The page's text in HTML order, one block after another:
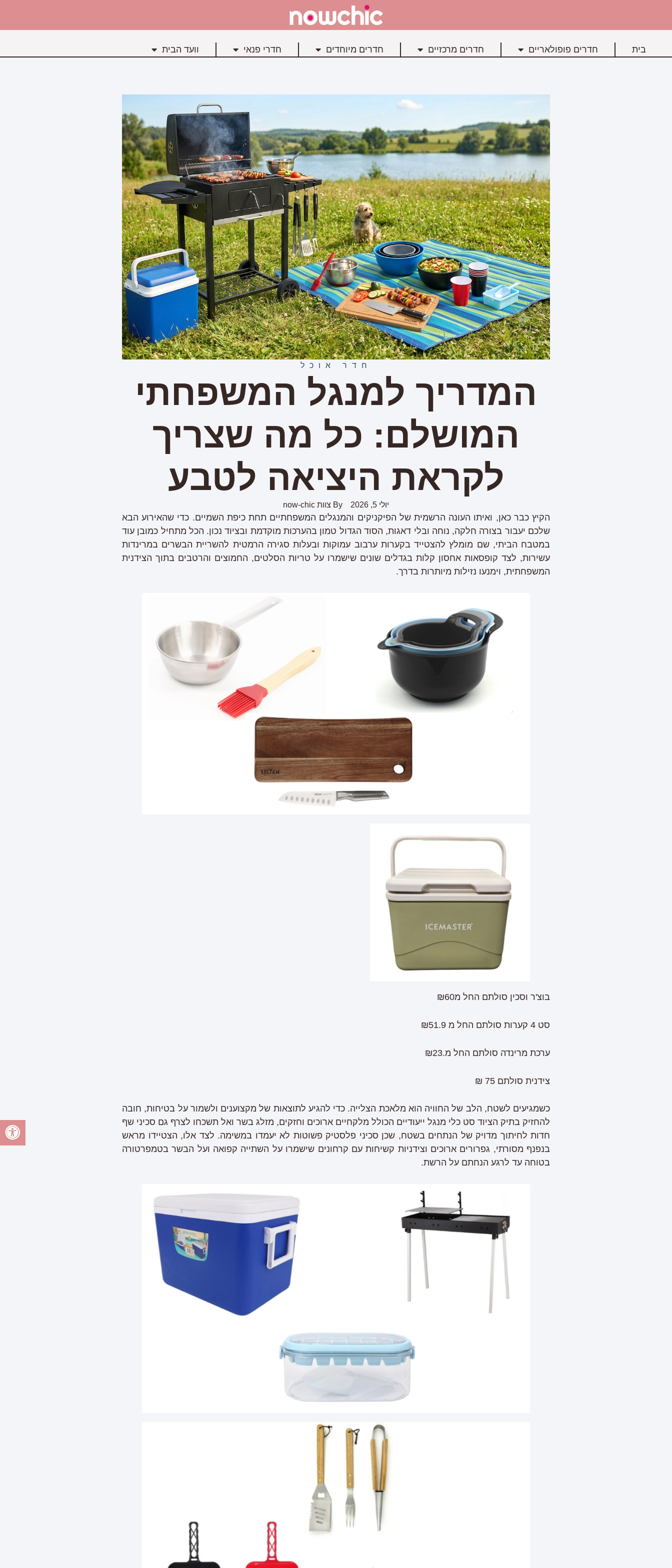
בית חדרים פופולאריים חדרים מרכזיים חדרים מיוחדים חדרי פנאי וועד הבית
חדר אוכל
המדריך למנגל המשפחתי
המושלם: כל מה שצריך
לקראת היציאה לטבע
יולי 5, 2026 By צוות now-chic
הקיץ כבר כאן, ואיתו העונה הרשמית של הפיקניקים והמנגלים המשפחתיים תחת כיפת השמיים. כדי שהאירוע הבא
שלכם יעבור בצורה חלקה, נוחה ובלי דאגות, הסוד הגדול טמון בהערכות מוקדמת ובציוד נכון. הכל מתחיל כמובן עוד
במטבח הביתי, שם מומלץ להצטייד בקערות ערבוב עמוקות ובעלות סגירה הרמטית להשריית הבשרים במרינדות
עשירות, לצד קופסאות אחסון קלות בגדלים שונים שישמרו על טריות הסלטים, החמוצים והרטבים בתוך הצידנית
המשפחתית, וימנעו נזילות מיותרות בדרך.
בוצ'ר וסכין סולתם החל מ₪60
סט 4 קערות סולתם החל מ 9.₪51
ערכת מרינדה סולתם החל מ.₪23
צידנית סולתם 75 ₪
כשמגיעים לשטח, הלב של החוויה הוא מלאכת הצלייה. כדי להגיע לתוצאות של מקצוענים ולשמור על בטיחות, חובה
להחזיק בתיק הציוד סט כלי מנגל ייעודיים הכולל מלקחיים ארוכים וחזקים, מזלג בשר ואל תשכחו לצרף גם סכיני שף
חדות לחיתוך מדויק של הנתחים בשטח, שכן סכיני פלסטיק פשוטות לא יעמדו במשימה. לצד אלו, הצטיידו מראש
בנפנף מסורתי, גפרורים ארוכים וצידניות קשיחות עם קרחונים שישמרו על השתייה קפואה ועל הבשר בטמפרטורה
בטוחה עד לרגע הנחתם על הרשת.